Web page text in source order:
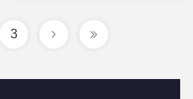
3